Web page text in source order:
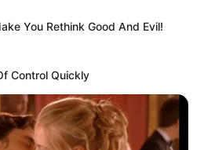
You Rethink Good And Evil!
Control Quickly